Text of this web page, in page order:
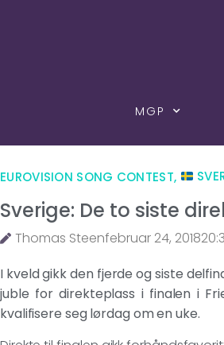
MGP
EUROVISION SONG CONTEST,
Sverige: De to siste
Thomas Steenfebruar 24, 2018
I kveld gikk den fjerde og siste
juble for direkteplass i finalen i
kvalifisere seg lørdag om en uke.